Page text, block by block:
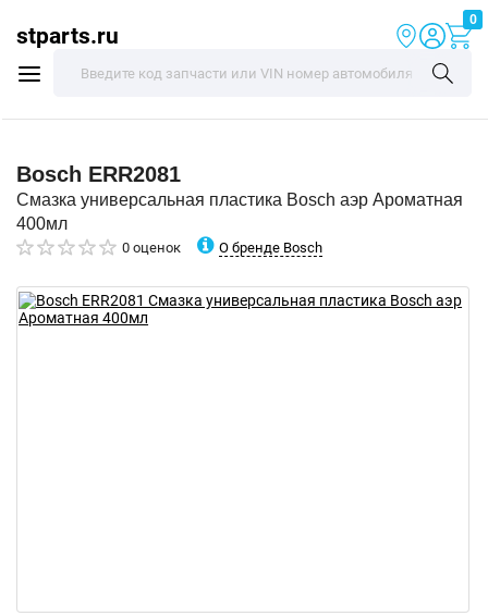
stparts.ru
0
Bosch ERR2081
Смазка универсальная пластика Bosch аэр Ароматная
400мл
0 оценок О бренде Bosch